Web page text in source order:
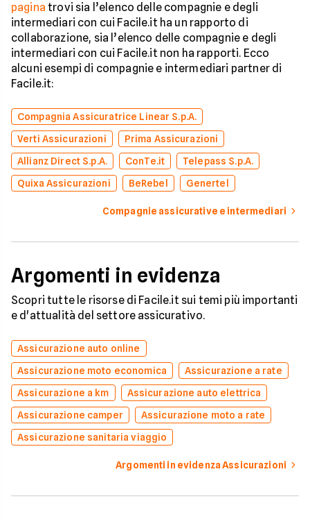
pagina trovi sia l’elenco delle compagnie e degli
intermediari con cui Facile.it ha un rapporto di
collaborazione, sia l’elenco delle compagnie e degli
intermediari con cui Facile.it non ha rapporti. Ecco
alcuni esempi di compagnie e intermediari partner di
Facile.it:
Compagnia Assicuratrice Linear S.p.A.
Verti Assicurazioni
Prima Assicurazioni
Allianz Direct S.p.A.
ConTe.it
Telepass S.p.A.
Quixa Assicurazioni
BeRebel Genertel
Compagnie assicurative e intermediari
Argomenti in evidenza
Scopri tutte le risorse di Facile.it sui temi più importanti
e d'attualità del settore assicurativo.
Assicurazione auto online
Assicurazione moto economica
Assicurazione a rate
Assicurazione a km
Assicurazione auto elettrica
Assicurazione camper
Assicurazione moto a rate
Assicurazione sanitaria viaggio
Argomenti in evidenza Assicurazioni